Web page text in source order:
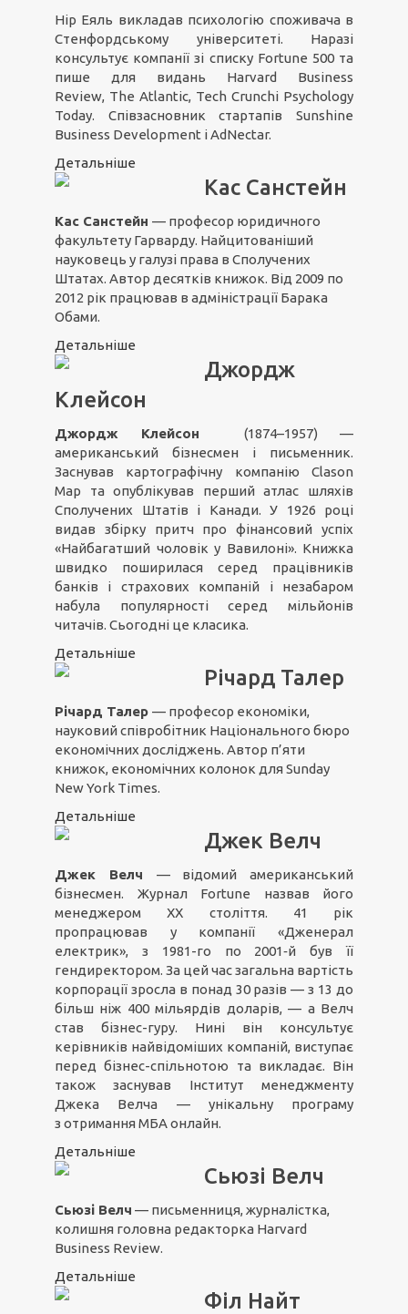
Нір Еяль викладав психологію споживача в
Стенфордському університеті. Наразі
консультує компанії зі списку Fortune 500 та
пише для видань Harvard Business
Review, The Atlantic, Tech Crunchі Psychology
Today. Співзасновник стартапів Sunshine
Business Development і AdNectar.
Детальніше
Кас Санстейн
Кас Санстейн — професор юридичного
факультету Гарварду. Найцитованіший
науковець у галузі права в Сполучених
Штатах. Автор десятків книжок. Від 2009 по
2012 рік працював в адміністрації Барака
Обами.
Детальніше
Джордж
Клейсон
Джордж Клейсон (1874–1957) —
американський бізнесмен і письменник.
Заснував картографічну компанію Clason
Map та опублікував перший атлас шляхів
Сполучених Штатів і Канади. У 1926 році
видав збірку притч про фінансовий успіх
«Найбагатший чоловік у Вавилоні». Книжка
швидко поширилася серед працівників
банків і страхових компаній і незабаром
набула популярності серед мільйонів
читачів. Сьогодні це класика.
Детальніше
Річард Талер
Річард Талер — професор економіки,
науковий співробітник Національного бюро
економічних досліджень. Автор п’яти
книжок, економічних колонок для Sunday
New York Times.
Детальніше
Джек Велч
Джек Велч — відомий американський
бізнесмен. Журнал Fortune назвав його
менеджером ХХ століття. 41 рік
пропрацював у компанії «Дженерал
електрик», з 1981-го по 2001‑й був її
гендиректором. За цей час загальна вартість
корпорації зросла в понад 30 разів — з 13 до
більш ніж 400 мільярдів доларів, — а Велч
став бізнес-гуру. Нині він консультує
керівників найвідоміших компаній, виступає
перед бізнес-спільнотою та викладає. Він
також заснував Інститут менеджменту
Джека Велча — унікальну програму
з отримання MБA онлайн.
Детальніше
Сьюзі Велч
Сьюзі Велч — письменниця, журналістка,
колишня головна редакторка Harvard
Business Review.
Детальніше
Філ Найт